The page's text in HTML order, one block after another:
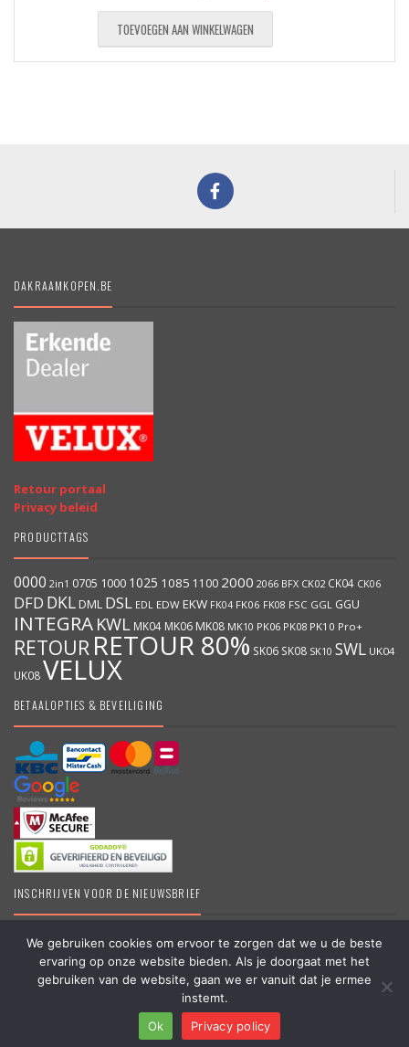
TOEVOEGEN AAN WINKELWAGEN
DAKRAAMKOPEN.BE
Retour portaal
Privacy beleid
PRODUCTTAGS
0000 2in1 0705 1000 1025 1085 1100 2000 2066 BFX CK02 CK04 CK06
DFD DKL DML DSL EDL EDW EKW FK04 FK06 FK08 FSC GGL GGU
INTEGRA KWL MK04 MK06 MK08 MK10 PK06 PK08 PK10 Pro+
RETOUR RETOUR 80% SK06 SK08 SK10 SWL UK04
UK08VELUX
BETAALOPTIES & BEVEILIGING
INSCHRIJVEN VOOR DE NIEUWSBRIEF
DakraamKopen.be – Erkend VELUX dealer – Grootste online VELUX
shop in België – Originele VELUX producten – Dakramen &
Toebehoren – #koopbelgisch
Copyright © 2006 – 2025 | Partner van
We gebruiken cookies om ervoor te zorgen dat we u de beste
ervaring op onze website bieden. Als je doorgaat met het
gebruiken van de website, gaan we er vanuit dat je ermee
instemt.
Ok
Privacy policy